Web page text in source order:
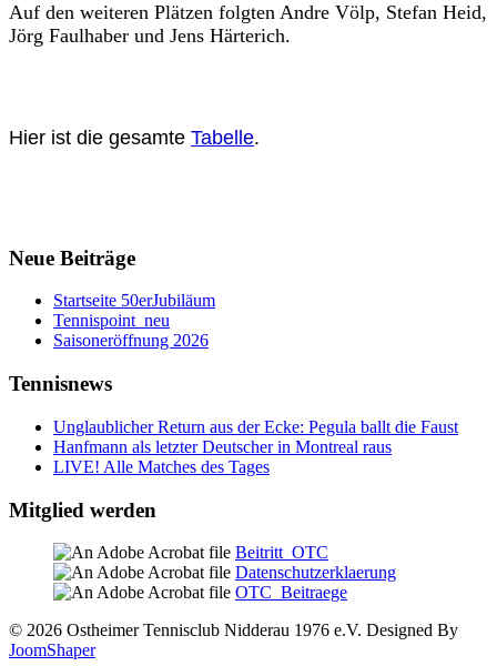
Auf den weiteren Plätzen folgten Andre Völp, Stefan Heid,
Jörg Faulhaber und Jens Härterich.
Hier ist die gesamte Tabelle.
Neue Beiträge
Startseite 50erJubiläum
Tennispoint_neu
Saisoneröffnung 2026
Tennisnews
Unglaublicher Return aus der Ecke: Pegula ballt die Faust
Hanfmann als letzter Deutscher in Montreal raus
LIVE! Alle Matches des Tages
Mitglied werden
Beitritt_OTC
Datenschutzerklaerung
OTC_Beitraege
© 2026 Ostheimer Tennisclub Nidderau 1976 e.V. Designed By
JoomShaper